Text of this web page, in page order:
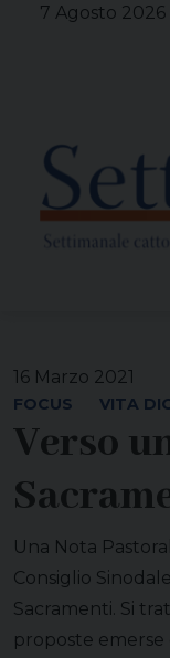
7 Agosto 2026
16 Marzo 2021
FOCUS VITA
Verso
Una Nota
Consiglio
Sacramenti. Si
proposte